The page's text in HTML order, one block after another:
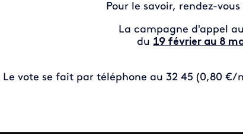
Pour le savoir, rendez-
La campagne d'appel
du 19 février au 8
Le vote se fait par téléphone au 32 45 (0,80